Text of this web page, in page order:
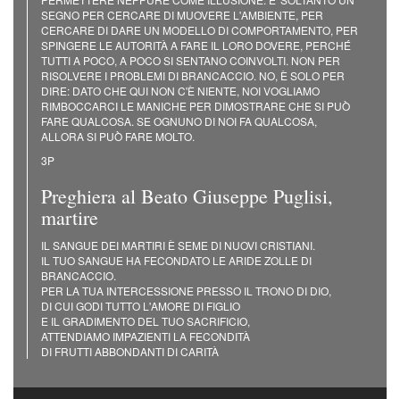
SEGNO PER CERCARE DI MUOVERE L'AMBIENTE, PER
CERCARE DI DARE UN MODELLO DI COMPORTAMENTO, PER
SPINGERE LE AUTORITÀ A FARE IL LORO DOVERE, PERCHÉ
TUTTI A POCO, A POCO SI SENTANO COINVOLTI. NON PER
RISOLVERE I PROBLEMI DI BRANCACCIO. NO, È SOLO PER
DIRE: DATO CHE QUI NON C'È NIENTE, NOI VOGLIAMO
RIMBOCCARCI LE MANICHE PER DIMOSTRARE CHE SI PUÒ
FARE QUALCOSA. SE OGNUNO DI NOI FA QUALCOSA,
ALLORA SI PUÒ FARE MOLTO.
3P
Preghiera al Beato Giuseppe Puglisi,
martire
IL SANGUE DEI MARTIRI È SEME DI NUOVI CRISTIANI.
IL TUO SANGUE HA FECONDATO LE ARIDE ZOLLE DI
BRANCACCIO.
PER LA TUA INTERCESSIONE PRESSO IL TRONO DI DIO,
DI CUI GODI TUTTO L'AMORE DI FIGLIO
E IL GRADIMENTO DEL TUO SACRIFICIO,
ATTENDIAMO IMPAZIENTI LA FECONDITÀ
DI FRUTTI ABBONDANTI DI CARITÀ